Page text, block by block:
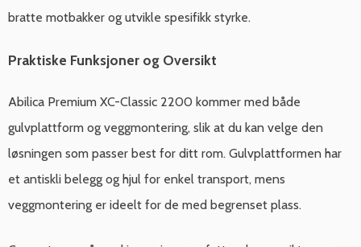
bratte motbakker og utvikle spesifikk styrke.
Praktiske Funksjoner og Oversikt
Abilica Premium XC-Classic 2200 kommer med både
gulvplattform og veggmontering, slik at du kan velge den
løsningen som passer best for ditt rom. Gulvplattformen har
et antiskli belegg og hjul for enkel transport, mens
veggmontering er ideelt for de med begrenset plass.